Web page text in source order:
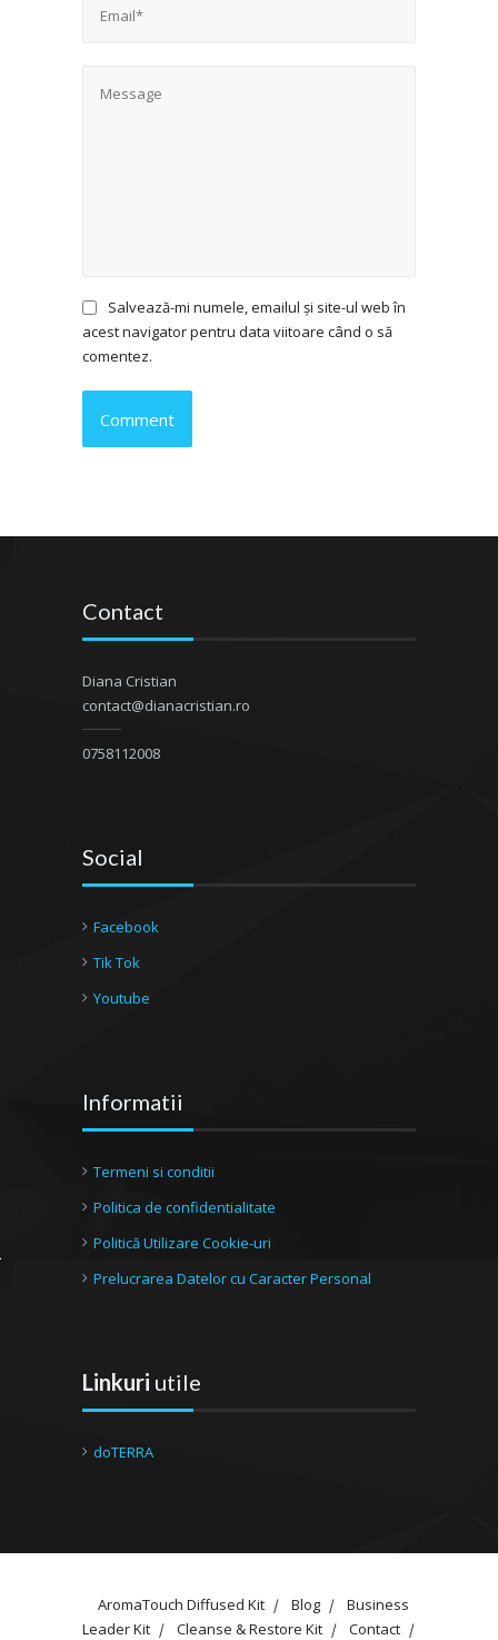
Salvează-mi numele, emailul și site-ul web în
acest navigator pentru data viitoare când o să
comentez.
Contact
Diana Cristian
contact@dianacristian.ro
0758112008
Social
Facebook
Tik Tok
Youtube
Informatii
Termeni si conditii
Politica de confidentialitate
Politică Utilizare Cookie-uri
Prelucrarea Datelor cu Caracter Personal
Linkuri utile
doTERRA
AromaTouch Diffused Kit Blog
Business
Leader Kit
Cleanse & Restore Kit Contact